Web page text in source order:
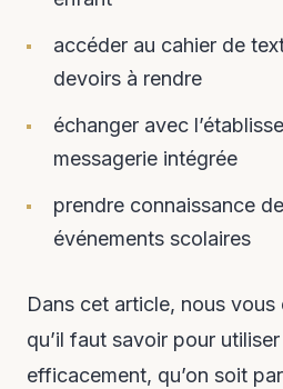
accéder au cahier de
devoirs à rendre
échanger avec
messagerie intégrée
prendre connaissance
événements scolaires
Dans cet article, nous
qu’il faut savoir pour
efficacement, qu’on soit